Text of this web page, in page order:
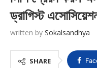
ড্রাগিস্ট
written by Sokalsandhya
SHARE